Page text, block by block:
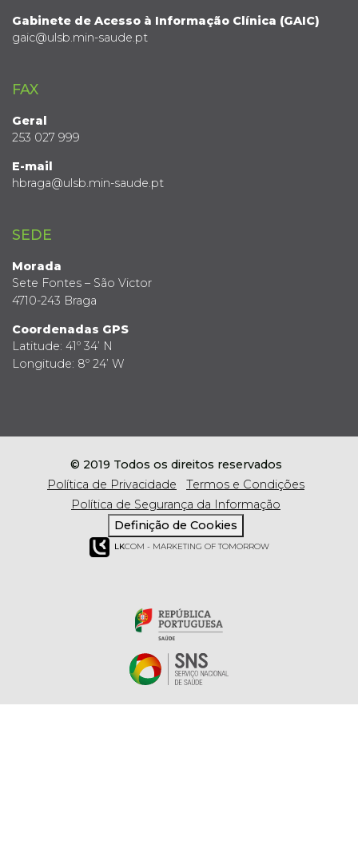
Gabinete de Acesso à Informação Clínica (GAIC)
gaic@ulsb.min-saude.pt
FAX
Geral
253 027 999
E-mail
hbraga@ulsb.min-saude.pt
SEDE
Morada
Sete Fontes – São Victor
4710-243 Braga
Coordenadas GPS
Latitude: 41º 34’ N
Longitude: 8º 24’ W
© 2019 Todos os direitos reservados
Política de Privacidade
Termos e Condições
Política de Segurança da Informação
Definição de Cookies
LKCOM - MARKETING OF TOMORROW